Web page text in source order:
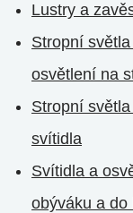
Lustry a
Stropní
osvětlení na
Stropní
svítidla
Svítidla a
obýváku a do